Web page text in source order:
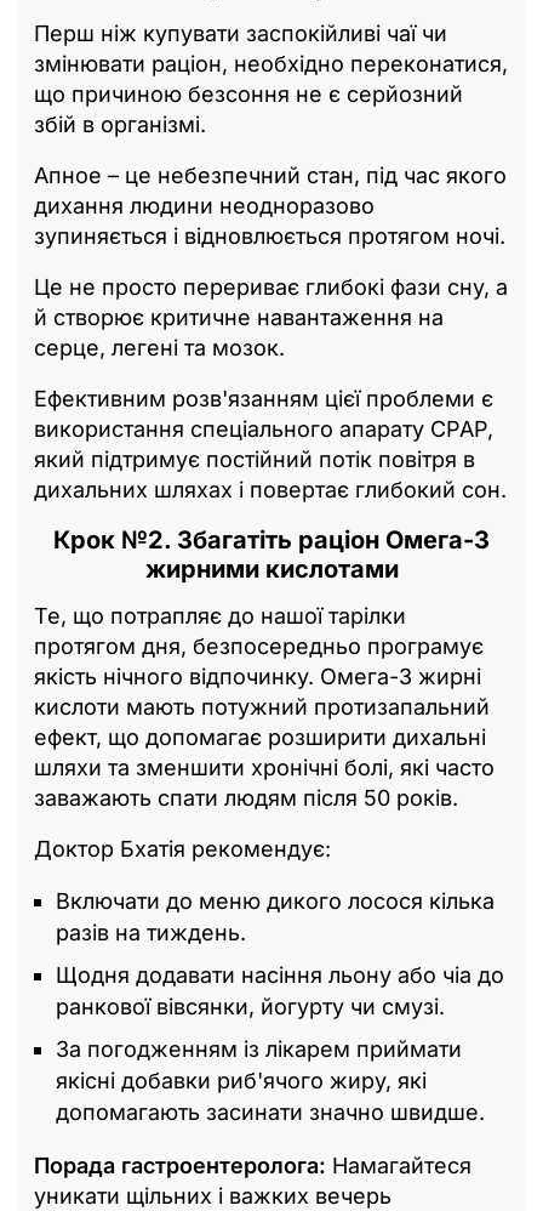
Перш ніж купувати заспокійливі чаї чи
змінювати раціон, необхідно переконатися,
що причиною безсоння не є серйозний
збій в організмі.
Апное – це небезпечний стан, під час якого
дихання людини неодноразово
зупиняється і відновлюється протягом ночі.
Це не просто перериває глибокі фази сну, а
й створює критичне навантаження на
серце, легені та мозок.
Ефективним розв'язанням цієї проблеми є
використання спеціального апарату CPAP,
який підтримує постійний потік повітря в
дихальних шляхах і повертає глибокий сон.
Крок №2. Збагатіть раціон Омега-3
жирними кислотами
Те, що потрапляє до нашої тарілки
протягом дня, безпосередньо програмує
якість нічного відпочинку. Омега-3 жирні
кислоти мають потужний протизапальний
ефект, що допомагає розширити дихальні
шляхи та зменшити хронічні болі, які часто
заважають спати людям після 50 років.
Доктор Бхатія рекомендує:
Включати до меню дикого лосося кілька
разів на тиждень.
Щодня додавати насіння льону або чіа до
ранкової вівсянки, йогурту чи смузі.
За погодженням із лікарем приймати
якісні добавки риб'ячого жиру, які
допомагають засинати значно швидше.
Порада гастроентеролога: Намагайтеся
уникати щільних і важких вечерь